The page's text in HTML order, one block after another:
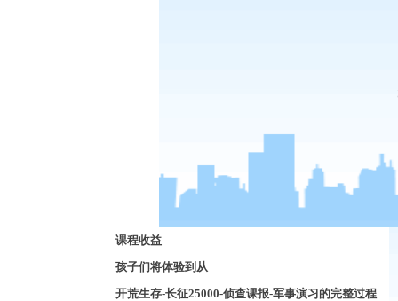
课程收益
孩子们将体验到从
开荒生存-长征25000-侦查课报-军事演习的完整过程